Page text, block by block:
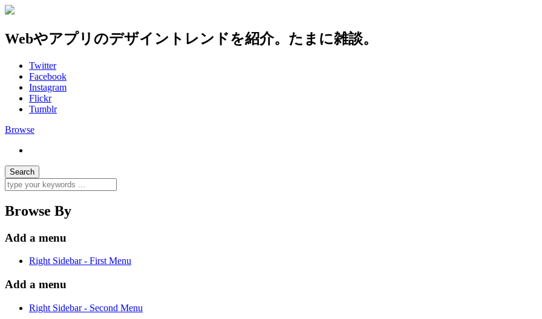
Webやアプリのデザイントレンドを紹介。たまに雑談。
Twitter
Facebook
Instagram
Flickr
Tumblr
Browse
Browse By
Add a menu
Right Sidebar - First Menu
Add a menu
Right Sidebar - Second Menu